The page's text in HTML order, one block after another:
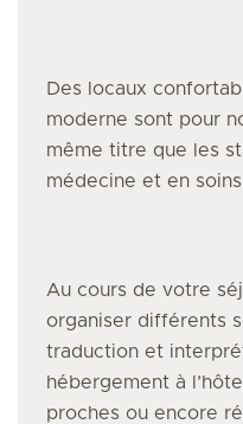
Des locaux
moderne sont pour
même titre que les
médecine et en
Au cours de votre
organiser différents
traduction et
hébergement à
proches ou encore